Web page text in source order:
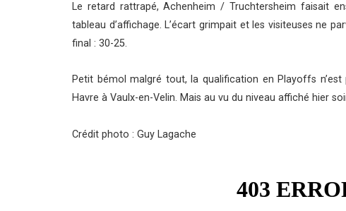
Le retard rattrapé, Achenheim / Truchtersheim faisait
tableau d’affichage. L’écart grimpait et les visiteuses ne
final : 30-25.
Petit bémol malgré tout, la qualification en Playoffs
Havre à Vaulx-en-Velin. Mais au vu du niveau affiché hier
Crédit photo : Guy Lagache